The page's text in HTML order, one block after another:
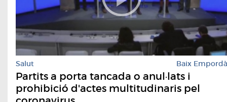
Salut Baix Empordà
Partits a porta tancada o anul·lats i
prohibició d'actes multitudinaris pel